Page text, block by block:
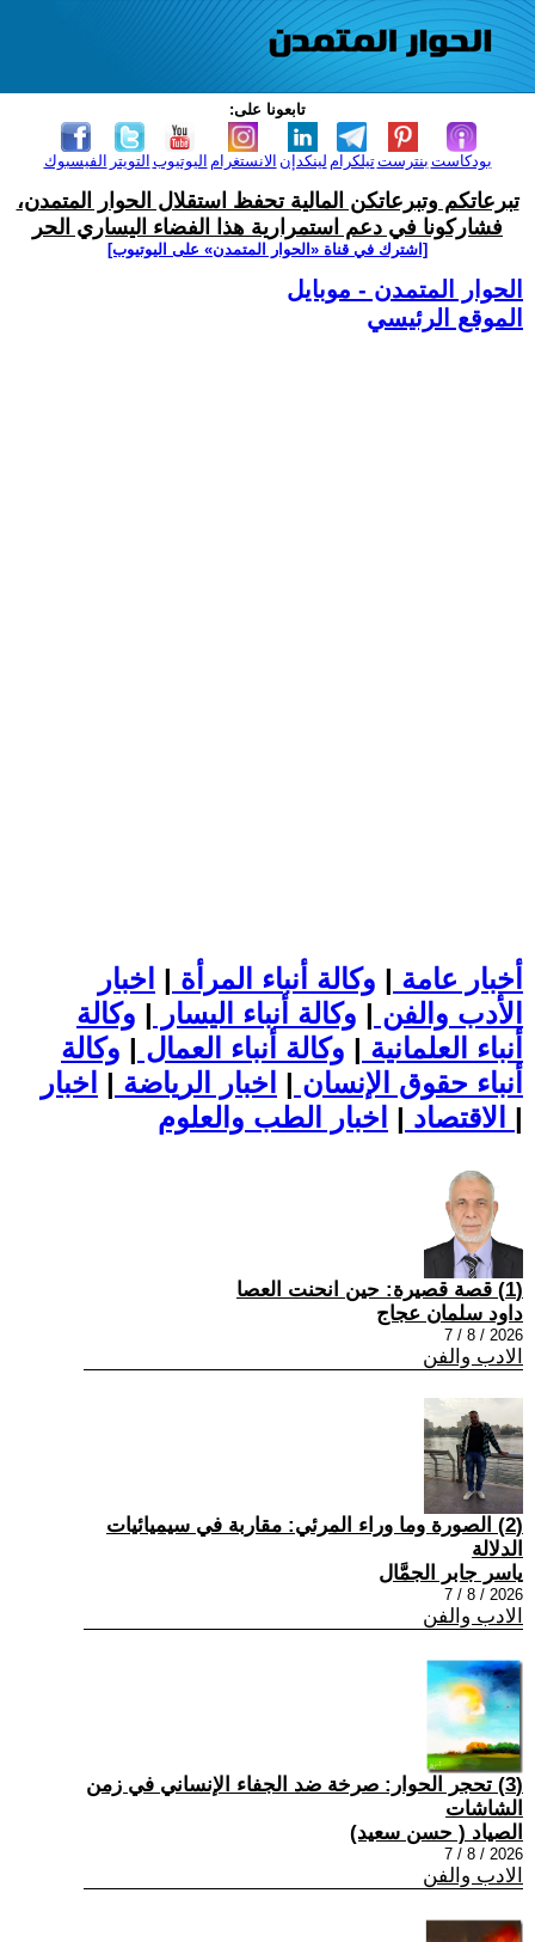
تابعونا على:
الفيسبوك التويتر اليوتيوب الانستغرام لينكدإن تيلكرامبنترست بودكاست
تبرعاتكم وتبرعاتكن المالية تحفظ استقلال الحوار المتمدن،
فشاركونا في دعم استمرارية هذا الفضاء اليساري الحر
[اشترك في قناة ‫«الحوار المتمدن» على اليوتيوب]
الحوار المتمدن - موبايل
الموقع الرئيسي
أخبار عامة | وكالة أنباء المرأة | اخبار
الأدب والفن | وكالة أنباء اليسار | وكالة
أنباء العلمانية | وكالة أنباء العمال | وكالة
أنباء حقوق الإنسان | اخبار الرياضة | اخبار
الاقتصاد | |
(1) قصة قصيرة: حين انحنت العصا
داود سلمان عجاج
2026 / 8 / 7
الادب والفن
(2) الصورة وما وراء المرئي: مقاربة في سيميائيات
الدلالة
ياسر جابر الجمَّال
2026 / 8 / 7
الادب والفن
(3) تحجر الحوار: صرخة ضد الجفاء الإنساني في زمن
الشاشات
الصياد ‏( حسن سعيد‏)
2026 / 8 / 7
الادب والفن